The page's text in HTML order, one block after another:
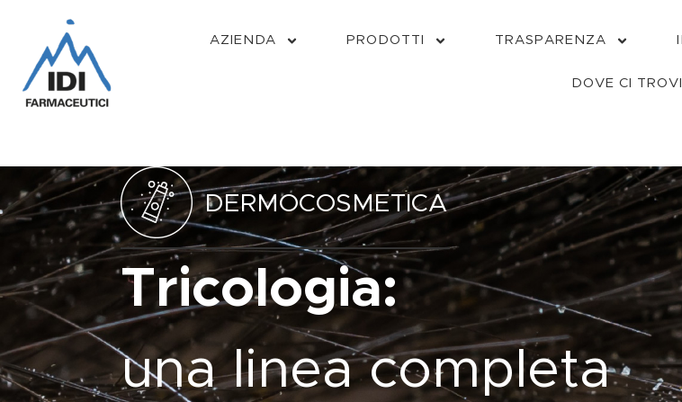
AZIENDA PRODOTTI TRASPARENZA
DOVE CI TROVI
DERMOCOSMETICA
Tricologia:
una linea completa